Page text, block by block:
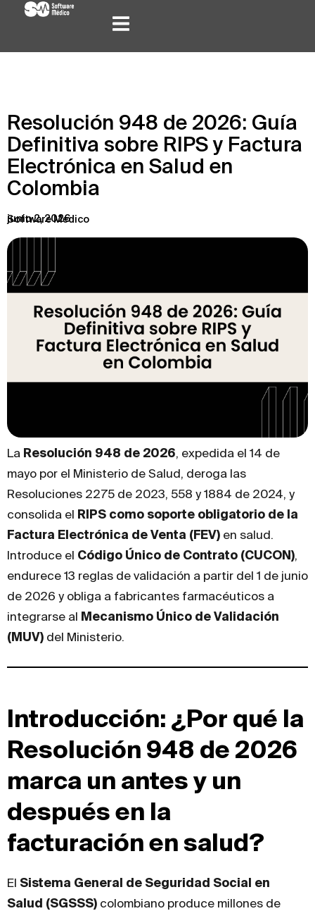
Resolución 948 de 2026: Guía
Definitiva sobre RIPS y Factura
Electrónica en Salud en
Colombia
junio 2, 2026
Software Médico
La Resolución 948 de 2026, expedida el 14 de
mayo por el Ministerio de Salud, deroga las
Resoluciones 2275 de 2023, 558 y 1884 de 2024, y
consolida el RIPS como soporte obligatorio de la
Factura Electrónica de Venta (FEV) en salud.
Introduce el Código Único de Contrato (CUCON),
endurece 13 reglas de validación a partir del 1 de junio
de 2026 y obliga a fabricantes farmacéuticos a
integrarse al Mecanismo Único de Validación
(MUV) del Ministerio.
Introducción: ¿Por qué la
Resolución 948 de 2026
marca un antes y un
después en la
facturación en salud?
El Sistema General de Seguridad Social en
Salud (SGSSS) colombiano produce millones de